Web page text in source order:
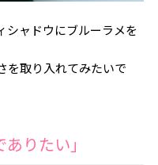
シャドウにブルーラメを
を取り入れてみたいで
りたい」